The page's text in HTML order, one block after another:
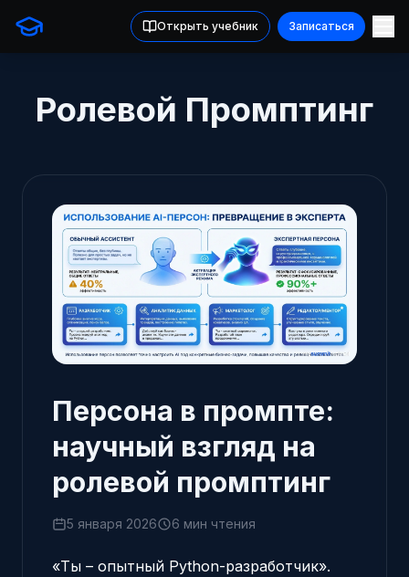
Открыть учебник Записаться
Ролевой Промптинг
Персона в промпте:
научный взгляд на
ролевой промптинг
5 января 2026 6 мин чтения
«Ты – опытный Python-разработчик».